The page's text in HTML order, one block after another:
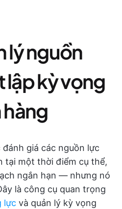
lý nguồn
lập kỳ vọng
giá các nguồn lực
tại một thời điểm cụ thể,
ngắn hạn — nhưng nó
là công cụ quan trọng
lực và quản lý kỳ vọng